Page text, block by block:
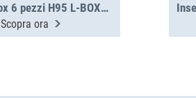
Set Insetbox 6 pezzi H95 L-BOXX 136 G4
Scopra ora